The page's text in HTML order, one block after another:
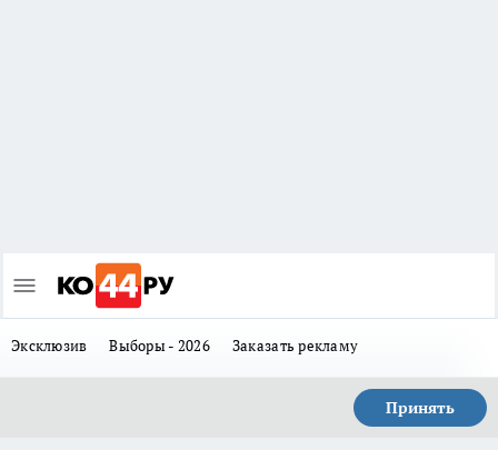
Эксклюзив Выборы - 2026 Заказать рекламу
Принять